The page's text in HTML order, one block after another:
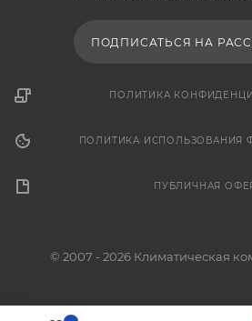
ПОДПИСАТЬСЯ НА
ПОЛИТИКА
ПОЛИТИКА ИСПОЛЬЗОВАНИЯ
ПУБЛИЧНАЯ
© 2007 - 2026 Климатическая